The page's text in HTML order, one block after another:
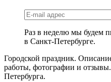
Раз в неделю мы будем
в Санкт-Петербурге.
Городской праздник.
работы, фотографии и
Петербурга.